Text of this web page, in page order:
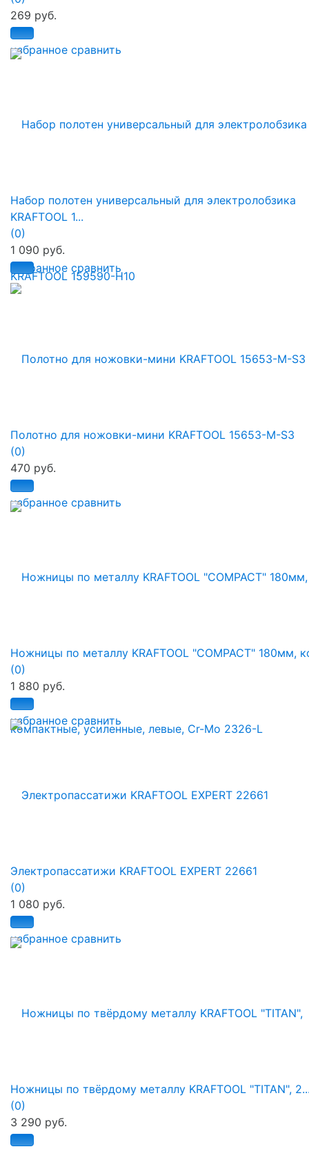
избранное сравнить
269 руб.
избранное сравнить
Набор полотен универсальный для электролобзика
KRAFTOOL 1...
(0)
1 090 руб.
избранное сравнить
Полотно для ножовки-мини KRAFTOOL 15653-M-S3
(0)
470 руб.
избранное сравнить
Ножницы по металлу KRAFTOOL "COMPACT" 180мм,
(0)
1 880 руб.
избранное сравнить
Электропассатижи KRAFTOOL EXPERT 22661
(0)
1 080 руб.
Ножницы по твёрдому металлу KRAFTOOL "TITAN",
(0)
3 290 руб.